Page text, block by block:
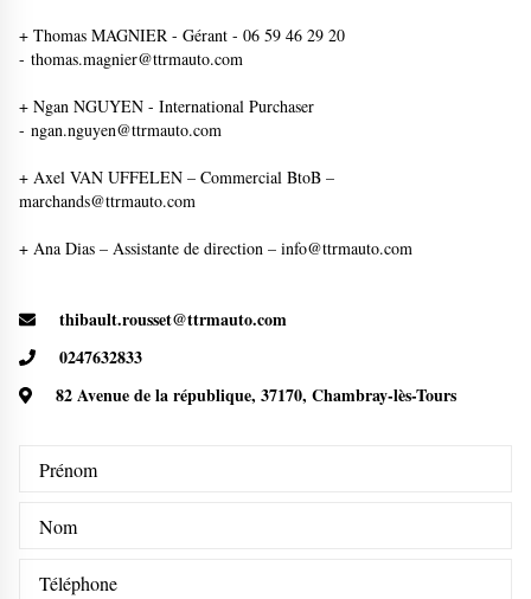
+ Thomas MAGNIER - Gérant - 06 59 46 29 20
- thomas.magnier@ttrmauto.com
+ Ngan NGUYEN - International Purchaser
- ngan.nguyen@ttrmauto.com
+ Axel VAN UFFELEN – Commercial BtoB –
marchands@ttrmauto.com
+ Ana Dias – Assistante de direction – info@ttrmauto.com
thibault.rousset@ttrmauto.com
0247632833
82 Avenue de la république, 37170, Chambray-lès-Tours